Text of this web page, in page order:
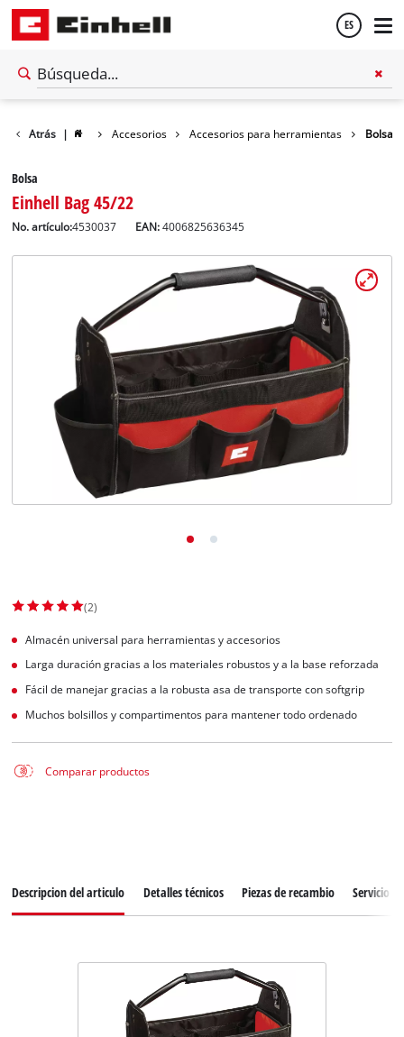
ES
Atrás | Accesorios Accesorios para herramientas Bolsa
Bolsa
Einhell Bag 45/22
No. artículo:4530037 EAN:4006825636345
(2)
Almacén universal para herramientas y accesorios
Larga duración gracias a los materiales robustos y a la base reforzada
Fácil de manejar gracias a la robusta asa de transporte con softgrip
Muchos bolsillos y compartimentos para mantener todo ordenado
Comparar productos
Descripcion del articulo Detalles técnicos Piezas de recambio Servicio